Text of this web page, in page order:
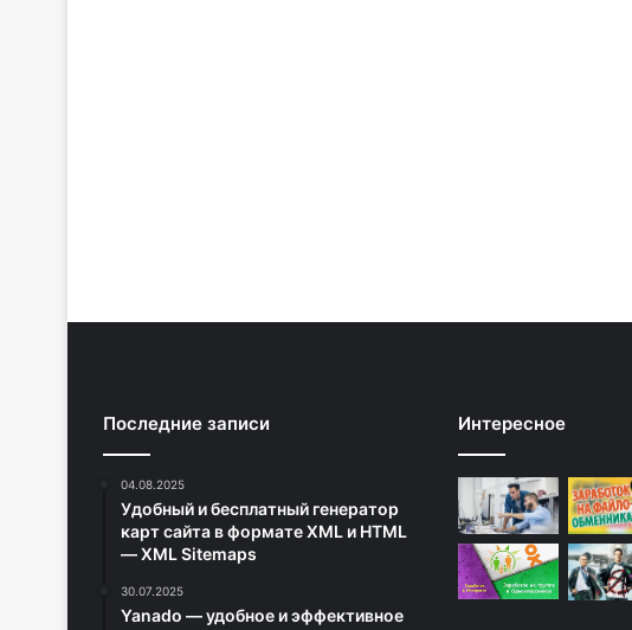
Последние записи
04.08.2025
Удобный и бесплатный генератор
карт сайта в формате XML и HTML
— XML Sitemaps
30.07.2025
Yanado — удобное и эффективное
Интересное